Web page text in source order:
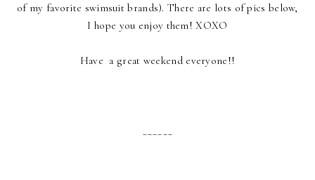
of my favorite swimsuit brands). There are lots of pics below,
I hope you enjoy them! XOXO
Have a great weekend everyone!!